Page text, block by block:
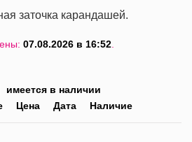
заточка карандашей.
07.08.2026 в 16:52.
имеется в наличии
Цена Дата Наличие